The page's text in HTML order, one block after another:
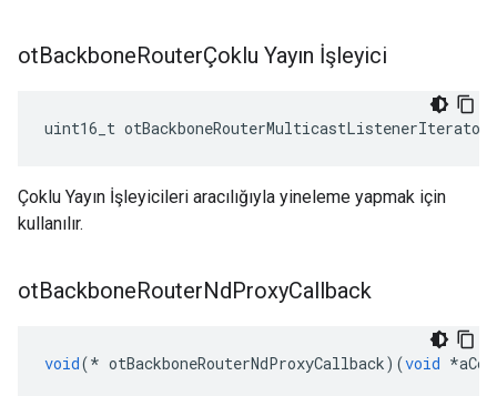
otBackboneRouterÇoklu Yayın İşleyici
uint16_t otBackboneRouterMulticastListenerIterator
Çoklu Yayın İşleyicileri aracılığıyla yineleme yapmak için
kullanılır.
otBackboneRouterNdProxyCallback
void(* otBackboneRouterNdProxyCallback)(void *